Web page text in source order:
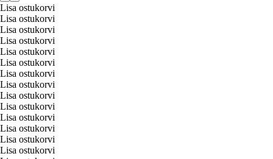
Lisa ostukorvi
Lisa ostukorvi
Lisa ostukorvi
Lisa ostukorvi
Lisa ostukorvi
Lisa ostukorvi
Lisa ostukorvi
Lisa ostukorvi
Lisa ostukorvi
Lisa ostukorvi
Lisa ostukorvi
Lisa ostukorvi
Lisa ostukorvi
Lisa ostukorvi